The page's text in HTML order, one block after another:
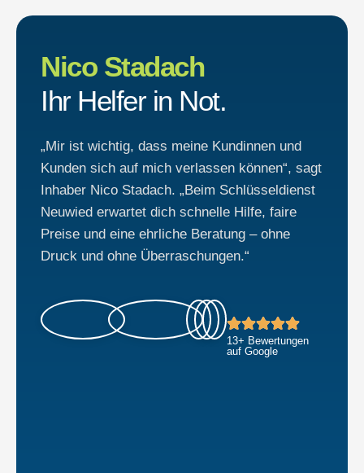
Nico Stadach
Ihr Helfer in Not.
„Mir ist wichtig, dass meine Kundinnen und
Kunden sich auf mich verlassen können“, sagt
Inhaber Nico Stadach. „Beim Schlüsseldienst
Neuwied erwartet dich schnelle Hilfe, faire
Preise und eine ehrliche Beratung – ohne
Druck und ohne Überraschungen.“
13+ Bewertungen
auf Google